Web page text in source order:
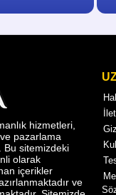
hizmetleri,
pazarlama
Bu sitemizdeki
olarak
içerikler
ve